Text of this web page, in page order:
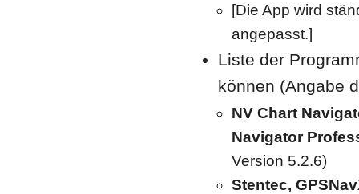
[Die App wird
angepasst.]
Liste der
können (Angabe
NV Chart
Navigator
Version 5.2.6)
Stentec,